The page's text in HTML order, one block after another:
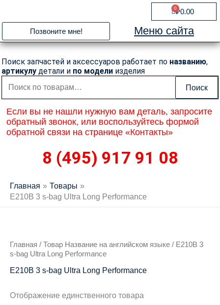
содержимому
₽0.00
0
Cart
Позвоните мне! Меню сайта
Поиск запчастей и аксессуаров работает по названию,
артикулу детали и по модели изделия
Искать:
Поиск
Если вы не нашли нужную вам деталь, запросите
обратный звонок, или воспользуйтесь формой
обратной связи на странице «Контакты»
8 (495) 917 91 08
Главная
Товары
E210B 3 s-bag Ultra Long Performance
Главная / Товар Название на английском языке / E210B 3
s-bag Ultra Long Performance
E210B 3 s-bag Ultra Long Performance
Отображение единственного товара